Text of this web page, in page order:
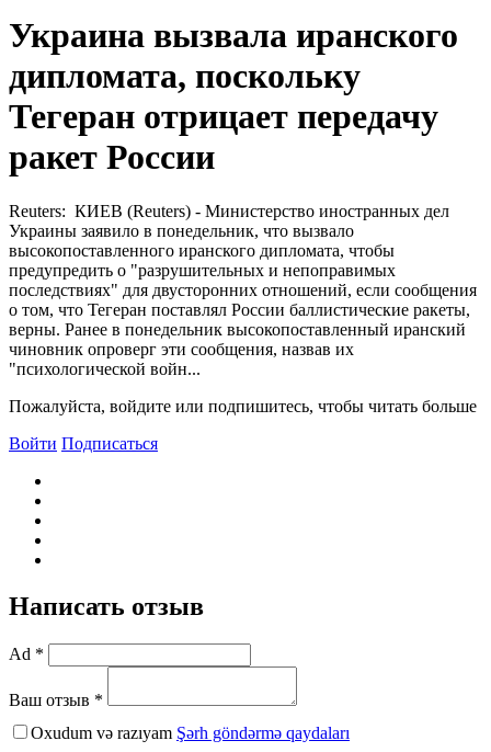
Украина вызвала иранского
дипломата, поскольку
Тегеран отрицает передачу
ракет России
Reuters: КИЕВ (Reuters) - Министерство иностранных дел
Украины заявило в понедельник, что вызвало
высокопоставленного иранского дипломата, чтобы
предупредить о "разрушительных и непоправимых
последствиях" для двусторонних отношений, если сообщения
о том, что Тегеран поставлял России баллистические ракеты,
верны. Ранее в понедельник высокопоставленный иранский
чиновник опроверг эти сообщения, назвав их
"психологической войн...
Пожалуйста, войдите или подпишитесь, чтобы читать больше
Войти Подписаться
Написать отзыв
Ad *
Ваш отзыв *
Oxudum və razıyam Şərh göndərmə qaydaları